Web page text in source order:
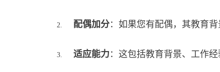
配偶加分：如果您有配偶，其教育
适应能力 ：这包括教育背景、工作